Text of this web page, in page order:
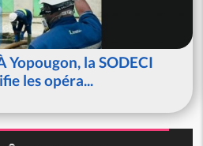
Yopougon, la SODECI
les opéra...